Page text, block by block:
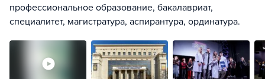
профессиональное образование, бакалавриат,
специалитет, магистратура, аспирантура, ординатура.